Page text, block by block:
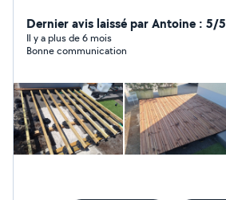
Dernier avis laissé par Antoine : 5/5
Il y a plus de 6 mois
Bonne communication